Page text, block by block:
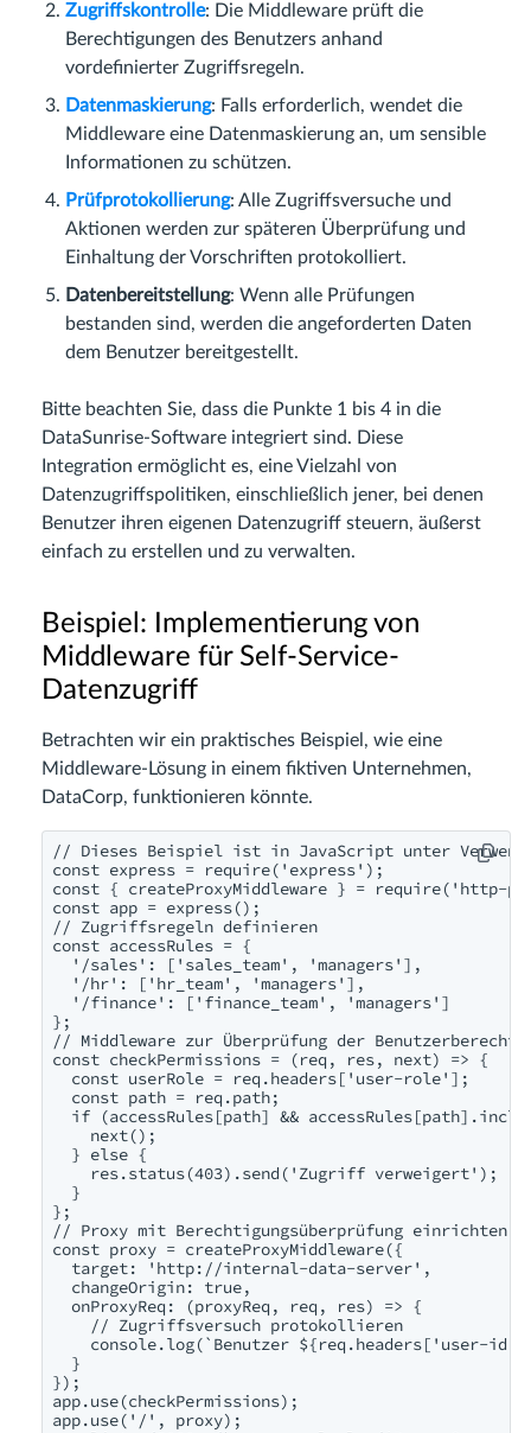
Zugriffskontrolle: Die Middleware prüft die
Berechtigungen des Benutzers anhand
vordefinierter Zugriffsregeln.
Datenmaskierung: Falls erforderlich, wendet die
Middleware eine Datenmaskierung an, um sensible
Informationen zu schützen.
Prüfprotokollierung: Alle Zugriffsversuche und
Aktionen werden zur späteren Überprüfung und
Einhaltung der Vorschriften protokolliert.
Datenbereitstellung: Wenn alle Prüfungen
bestanden sind, werden die angeforderten Daten
dem Benutzer bereitgestellt.
Bitte beachten Sie, dass die Punkte 1 bis 4 in die
DataSunrise-Software integriert sind. Diese
Integration ermöglicht es, eine Vielzahl von
Datenzugriffspolitiken, einschließlich jener, bei denen
Benutzer ihren eigenen Datenzugriff steuern, äußerst
einfach zu erstellen und zu verwalten.
Beispiel: Implementierung von
Middleware für Self-Service-
Datenzugriff
Betrachten wir ein praktisches Beispiel, wie eine
Middleware-Lösung in einem fiktiven Unternehmen,
DataCorp, funktionieren könnte.
// Dieses Beispiel ist in JavaScript unter
const express = require('express');
const { createProxyMiddleware } = require('http-
const app = express();
// Zugriffsregeln definieren
const accessRules = {
  '/sales': ['sales_team', 'managers'],
  '/hr': ['hr_team', 'managers'],
  '/finance': ['finance_team', 'managers']
};
// Middleware zur Überprüfung der
const checkPermissions = (req, res, next) => {
  const userRole = req.headers['user-role'];
  const path = req.path;
if (accessRules[path] &&
    next();
  } else {
    res.status(403).send('Zugriff verweigert');
  }
};
// Proxy mit Berechtigungsüberprüfung einrichten
const proxy = createProxyMiddleware({
  target: 'http://internal-data-server',
  changeOrigin: true,
  onProxyReq: (proxyReq, req, res) => {
    // Zugriffsversuch protokollieren
console.log(`Benutzer ${req.headers['user-
  }
});
app.use(checkPermissions);
app.use('/', proxy);